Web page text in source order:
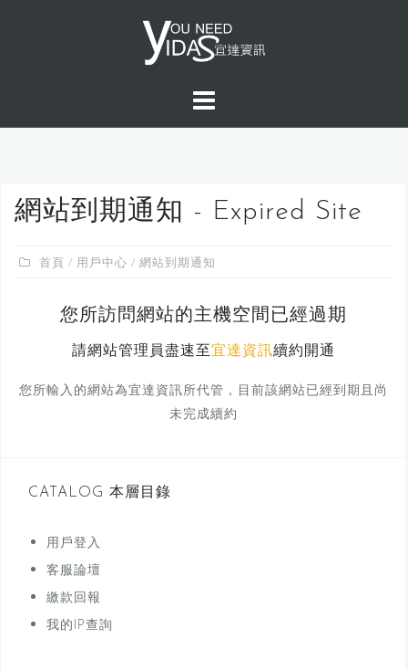
o
網站到期通知 - Expired Site
首頁 / 用戶中心 / 網站到期通知
您所訪問網站的主機空間已經過期
請網站管理員盡速至宜達資訊續約開通
您所輸入的網站為宜達資訊所代管，目前該網站已經到期且尚
未完成續約
CATALOG 本層目錄
用戶登入
客服論壇
繳款回報
我的IP查詢